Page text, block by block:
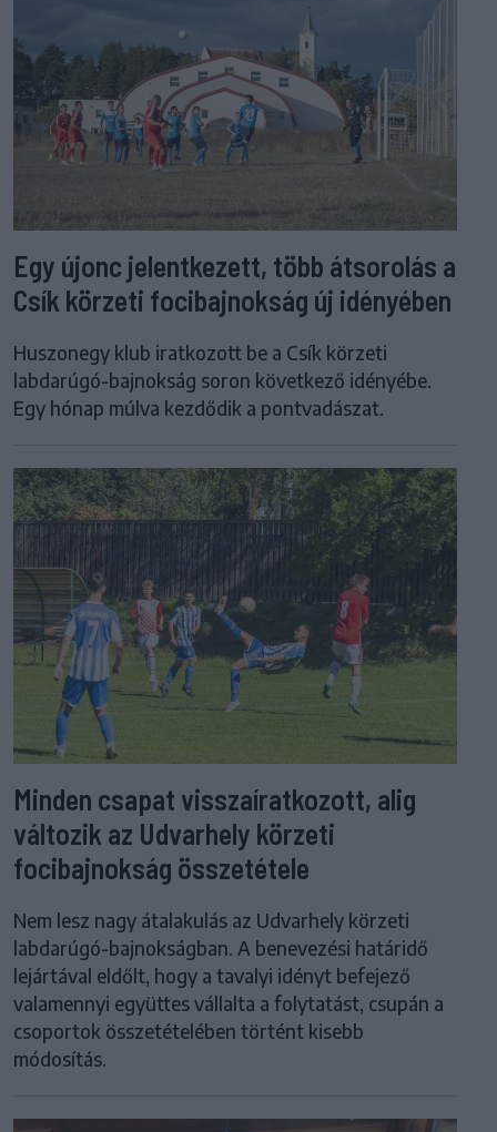
Egy újonc jelentkezett, több átsorolás a
Csík körzeti focibajnokság új idényében
Huszonegy klub iratkozott be a Csík körzeti
labdarúgó-bajnokság soron következő idényébe.
Egy hónap múlva kezdődik a pontvadászat.
Minden csapat visszaíratkozott, alig
változik az Udvarhely körzeti
focibajnokság összetétele
Nem lesz nagy átalakulás az Udvarhely körzeti
labdarúgó-bajnokságban. A benevezési határidő
lejártával eldőlt, hogy a tavalyi idényt befejező
valamennyi együttes vállalta a folytatást, csupán a
csoportok összetételében történt kisebb
módosítás.